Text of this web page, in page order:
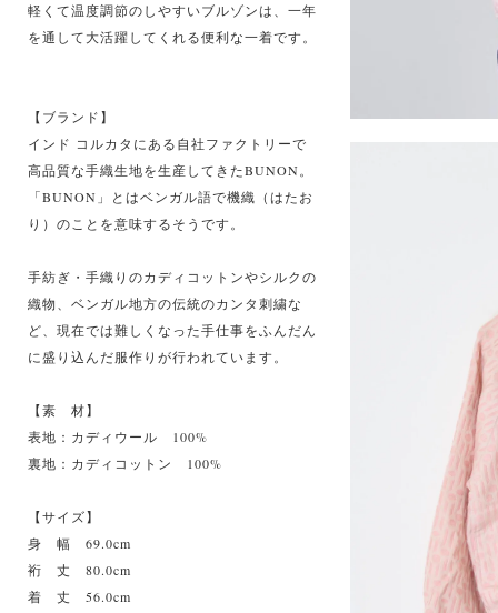
軽くて温度調節のしやすいブルゾンは、一年
を通して大活躍してくれる便利な一着です。
【ブランド】
インド コルカタにある自社ファクトリーで
高品質な手織生地を生産してきたBUNON。
「BUNON」とはベンガル語で機織（はたお
り）のことを意味するそうです。
手紡ぎ・手織りのカディコットンやシルクの
織物、ベンガル地方の伝統のカンタ刺繍な
ど、現在では難しくなった手仕事をふんだん
に盛り込んだ服作りが行われています。
【素 材】
表地：カディウール 100%
裏地：カディコットン 100%
【サイズ】
身 幅 69.0cm
裄 丈 80.0cm
着 丈 56.0cm